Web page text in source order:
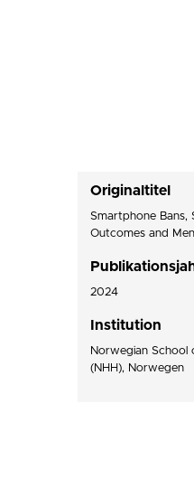
Originaltitel
Smartphone Bans,
Outcomes and
2024
Institution
Norwegian School
(NHH), Norwegen